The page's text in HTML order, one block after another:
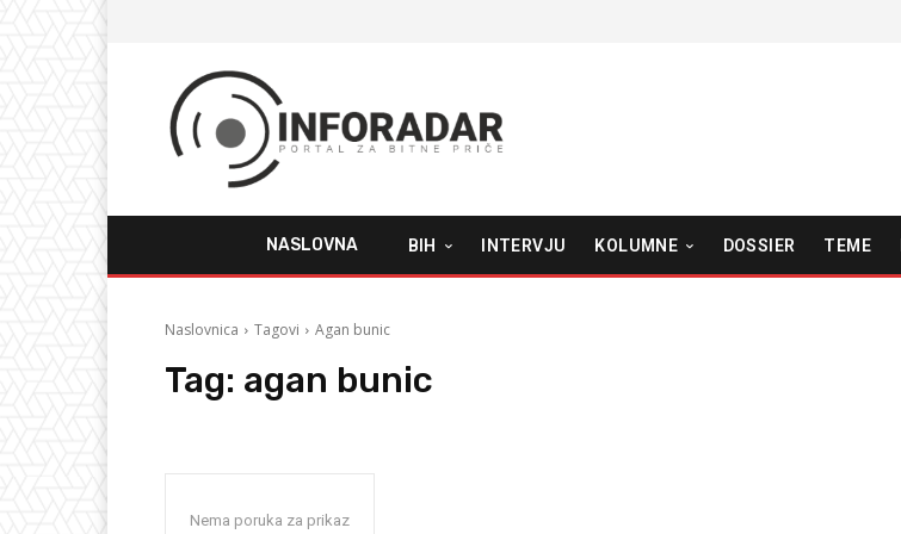
NASLOVNA BIH INTERVJU KOLUMNE DOSSIER TEME
Naslovnica Tagovi Agan bunic
Tag: agan bunic
Nema poruka za prikaz